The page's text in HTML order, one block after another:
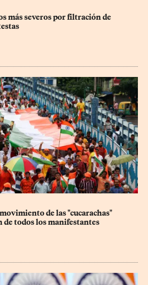
más severos por filtración de
de las "cucarachas"
de todos los manifestantes